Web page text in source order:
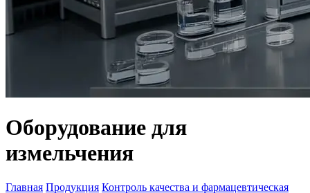
Оборудование для
измельчения
Главная Продукция Контроль качества и фармацевтическая